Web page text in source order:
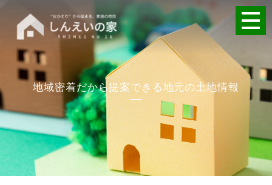
地域密着だから提案できる地元の土地情報